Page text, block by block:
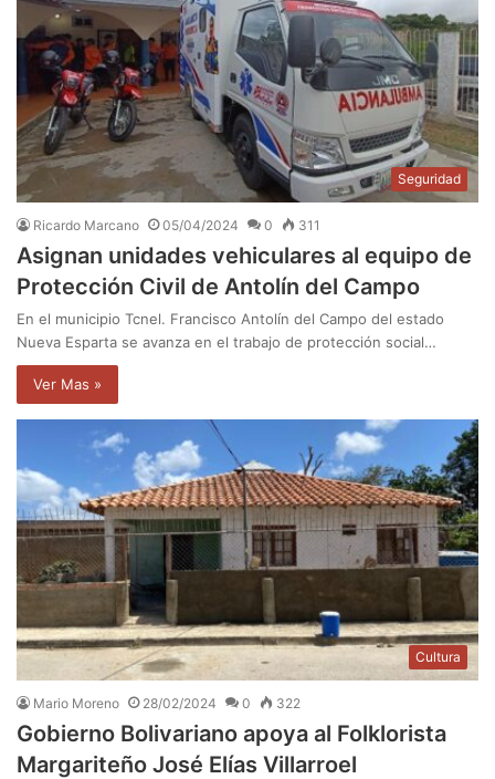
Seguridad
Ricardo Marcano 05/04/2024 0 311
Asignan unidades vehiculares al equipo de
Protección Civil de Antolín del Campo
En el municipio Tcnel. Francisco Antolín del Campo del estado
Nueva Esparta se avanza en el trabajo de protección social…
Ver Mas »
Cultura
Mario Moreno 28/02/2024 0 322
Gobierno Bolivariano apoya al Folklorista
Margariteño José Elías Villarroel